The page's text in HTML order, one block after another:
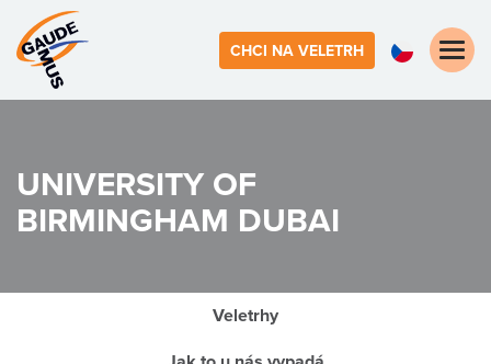
CHCI NA VELETRH
Toggle
UNIVERSITY OF
BIRMINGHAM DUBAI
Veletrhy